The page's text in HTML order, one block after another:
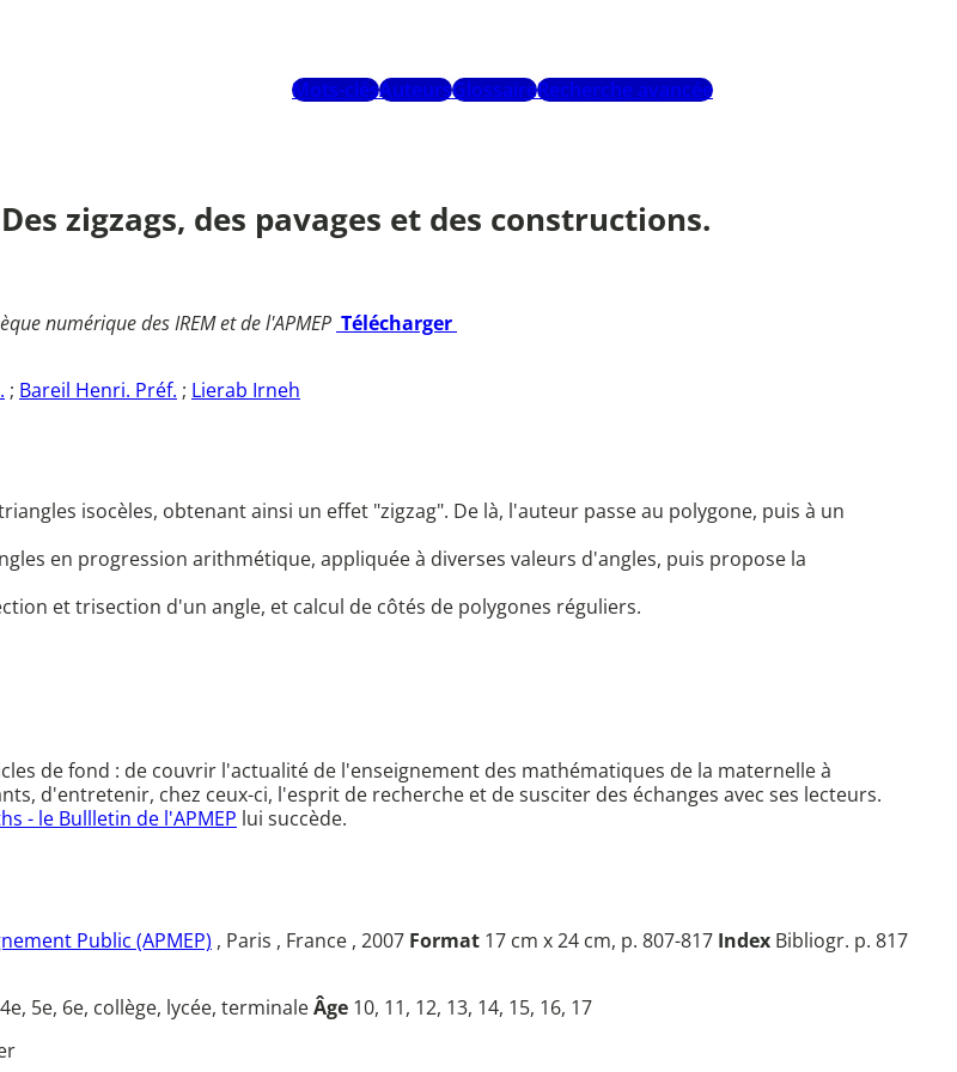
Mots-clésAuteursGlossaireRecherche avancée
zigzags, des pavages et des constructions.
numérique des IREM et de l'APMEP Télécharger
; Bareil Henri. Préf. ; Lierab Irneh
isocèles, obtenant ainsi un effet "zigzag". De là, l'auteur passe au polygone, puis à un
en progression arithmétique, appliquée à diverses valeurs d'angles, puis propose la
et trisection d'un angle, et calcul de côtés de polygones réguliers.
de fond : de couvrir l'actualité de l'enseignement des mathématiques de la maternelle à
d'entretenir, chez ceux-ci, l'esprit de recherche et de susciter des échanges avec ses lecteurs.
- le Bullletin de l'APMEP lui succède.
Public (APMEP) , Paris , France , 2007 Format 17 cm x 24 cm, p. 807-817 Index Bibliogr. p. 817
5e, 6e, collège, lycée, terminaleÂge 10, 11, 12, 13, 14, 15, 16, 17